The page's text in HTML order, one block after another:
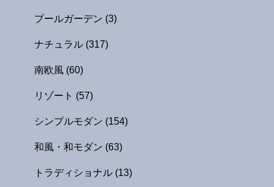
プールガーデン (3)
ナチュラル (317)
南欧風 (60)
リゾート (57)
シンプルモダン (154)
和風・和モダン (63)
トラディショナル (13)